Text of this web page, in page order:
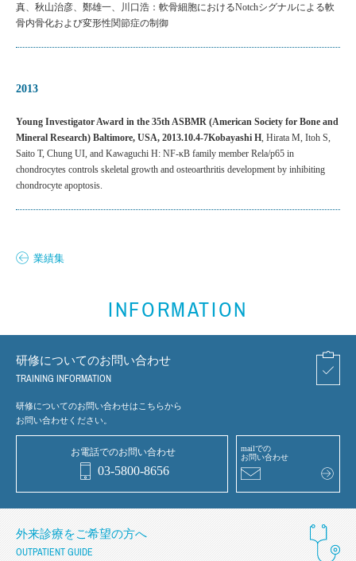
真、秋山治彦、鄭雄一、川口浩：軟骨細胞におけるNotchシグナルによる軟
骨内骨化および変形性関節症の制御
2013
Young Investigator Award in the 35th ASBMR (American Society for Bone and
Mineral Research) Baltimore, USA, 2013.10.4-7Kobayashi H, Hirata M, Itoh S,
Saito T, Chung UI, and Kawaguchi H: NF-κB family member Rela/p65 in
chondrocytes controls skeletal growth and osteoarthritis development by inhibiting
chondrocyte apoptosis.
業績集
INFORMATION
研修についてのお問い合わせ
TRAINING INFORMATION
研修についてのお問い合わせはこちらから
お問い合わせください。
お電話でのお問い合わせ
03-5800-8656
mailでの
お問い合わせ
外来診療をご希望の方へ
OUTPATIENT GUIDE